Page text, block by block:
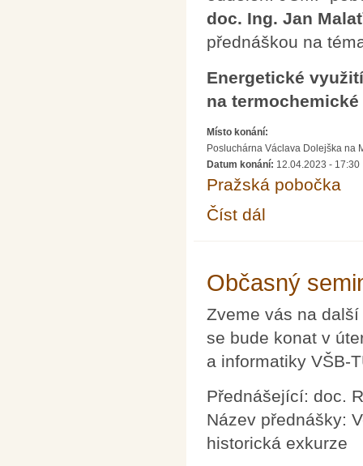
doc. Ing. Jan
přednáškou na
Energetické
na
Místo konání:
Posluchárna Václava Dolejška na
Datum konání: 12.04.2023 - 17:30
Pražská pobočka
Číst dál
Občasný
Zveme vás na
se bude konat v
a informatiky VŠB-
Přednášející: doc.
Název přednášky:
historická exkurze